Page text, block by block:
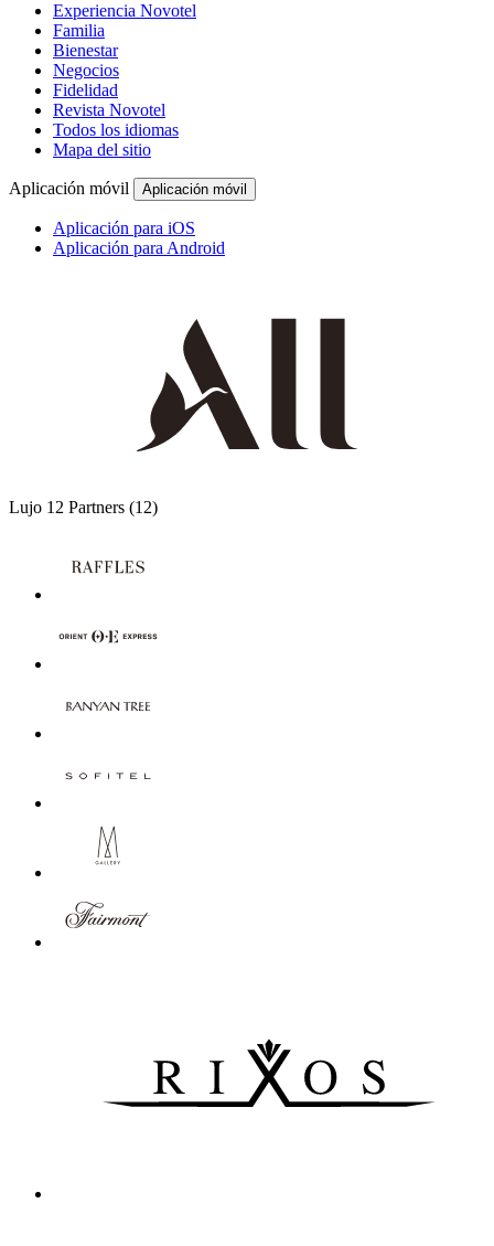
Experiencia Novotel
Familia
Bienestar
Negocios
Fidelidad
Revista Novotel
Todos los idiomas
Mapa del sitio
Aplicación móvil Aplicación móvil
Aplicación para iOS
Aplicación para Android
Lujo 12 Partners (12)